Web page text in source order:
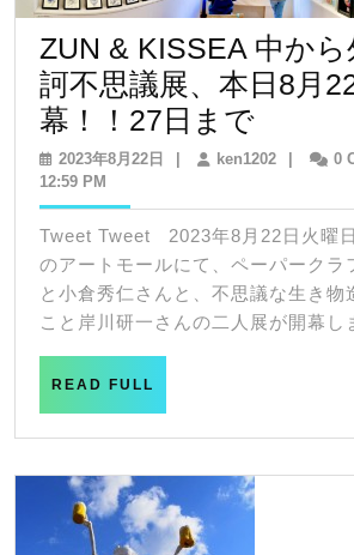
ZUN & KISSEA 中か
訶不思議展、本日8月
幕！！27日までZUN
&
中
か
ら
外
魔
訶
不
2023年8月22日 2023
月
22
日
| ken1202ken1202
| 0
12:59 PM
Tweet Tweet 2023年8月22日火曜
のアートモールにて、ペーパークラ
と小倉秀仁さんと、不思議な生き物
こと岸川研一さんの二人展が開幕
READ FULL